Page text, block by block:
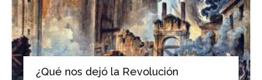
¿Qué nos dejó la Revolución